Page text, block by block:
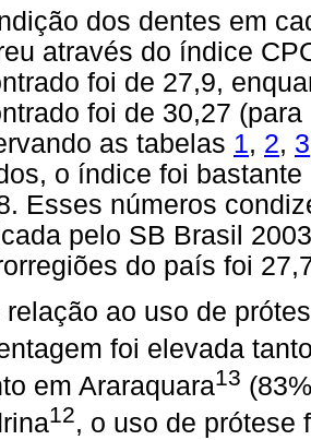
dos dentes em
através do índice
foi de 27,9,
foi de 30,27
as tabelas 1, 2, 3
o índice foi
Esses números
pelo SB Brasil
do país foi
relação ao uso de
foi elevada
em Araraquara13
12, o uso de prótese